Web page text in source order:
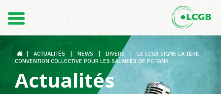
DE
Le LCGB
ACTUALITÉS NEWS DIVERS
LE LCGB SIGNE LA 1ÈRE
CONVENTION COLLECTIVE POUR LES SALARIÉS DE PC-TANK
Actualités